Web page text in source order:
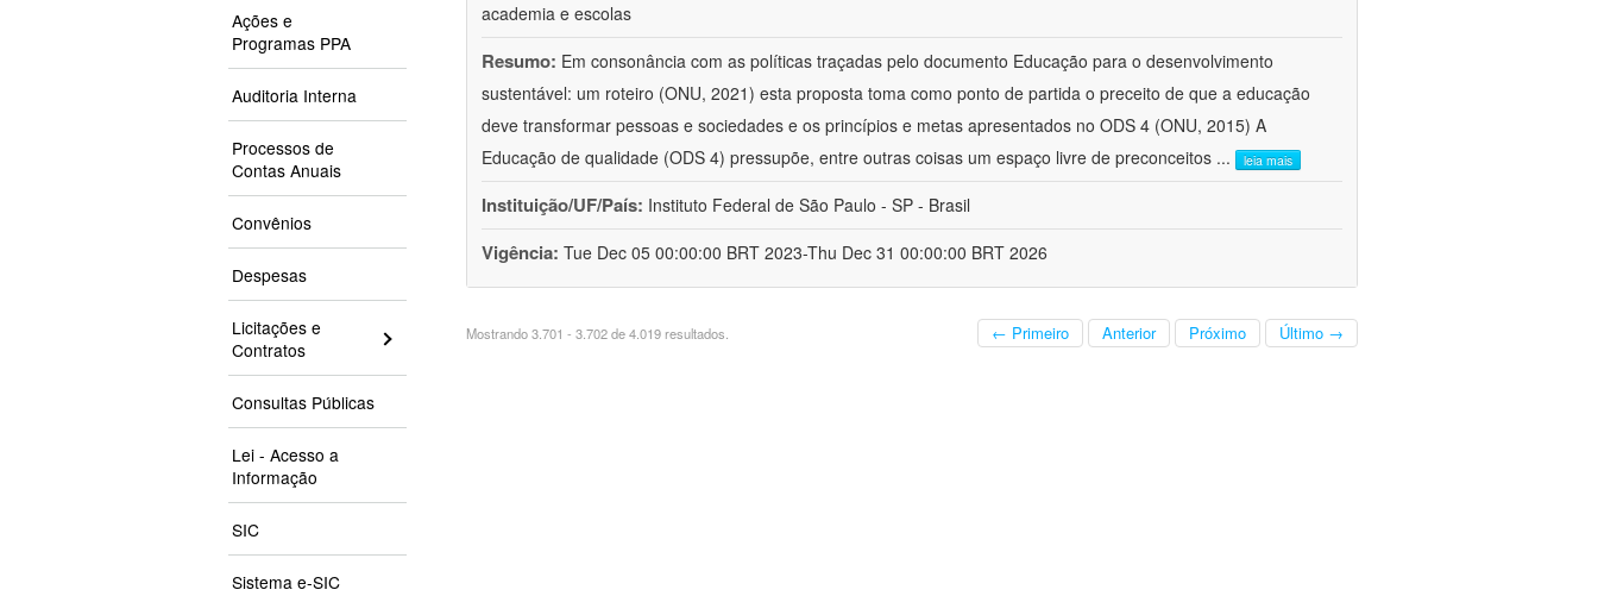
Ações e
Programas PPA
Auditoria Interna
Processos de
Contas Anuais
Convênios
Despesas
Licitações e
Contratos
Consultas Públicas
Lei - Acesso a
Informação
SIC
Sistema e-SIC
academia e escolas
Resumo: Em consonância com as políticas traçadas pelo documento Educação para o desenvolvimento
sustentável: um roteiro (ONU, 2021) esta proposta toma como ponto de partida o preceito de que a educação
deve transformar pessoas e sociedades e os princípios e metas apresentados no ODS 4 (ONU, 2015) A
Educação de qualidade (ODS 4) pressupõe, entre outras coisas um espaço livre de preconceitos ... leia mais
Instituição/UF/País: Instituto Federal de São Paulo - SP - Brasil
Vigência: Tue Dec 05 00:00:00 BRT 2023-Thu Dec 31 00:00:00 BRT 2026
Mostrando 3.701 - 3.702 de 4.019 resultados. ← Primeiro Anterior Próximo Último →